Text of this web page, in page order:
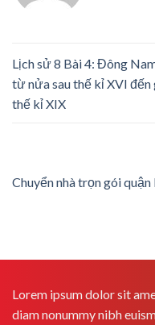
Lịch sử 8 Bài 4: Đông
từ nửa sau thế kỉ XVI đến
thế kỉ XIX
Chuyển nhà trọn gói
Lorem ipsum dolor sit
diam nonummy nibh